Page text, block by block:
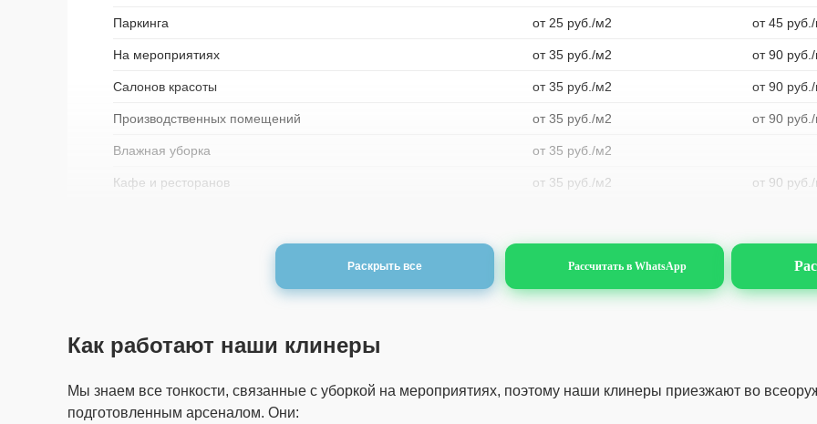
Паркинга от 25 руб./м2 от 45
На мероприятиях от 35 руб./м2 от 90
Салонов красоты от 35 руб./м2 от 90
Производственных помещений от 35 руб./м2 от 90
Влажная уборка от 35 руб./м2
Кафе и ресторанов от 35 руб./м2 от 90
от 35 руб./м2 от 90
Учебных заведений
Подъездов после ремонта
Раскрыть все Рассчитать в WhatsApp
Как работают наши клинеры
Мы знаем все тонкости, связанные с уборкой на мероприятиях, поэтому наши клинеры приезжают во
подготовленным арсеналом. Они: